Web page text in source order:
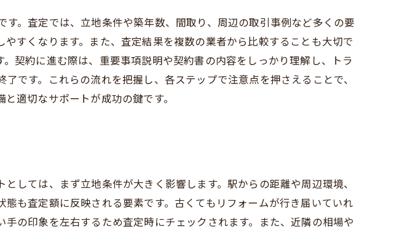
。査定では、立地条件や築年数、間取り、周辺の取引事例など多くの要
すくなります。また、査定結果を複数の業者から比較することも大切で
契約に進む際は、重要事項説明や契約書の内容をしっかり理解し、トラ
です。これらの流れを把握し、各ステップで注意点を押さえることで、
適切なサポートが成功の鍵です。
しては、まず立地条件が大きく影響します。駅からの距離や周辺環境、
も査定額に反映される要素です。古くてもリフォームが行き届いていれ
の印象を左右するため査定時にチェックされます。また、近隣の相場や